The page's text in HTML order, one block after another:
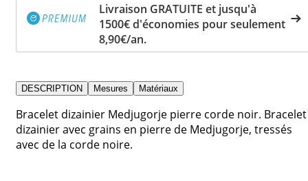
Livraison GRATUITE et jusqu'à
1500€ d'économies pour seulement
8,90€/an.
DESCRIPTION Mesures Matériaux
Bracelet dizainier Medjugorje pierre corde noir. Bracelet
dizainier avec grains en pierre de Medjugorje, tressés
avec de la corde noire.